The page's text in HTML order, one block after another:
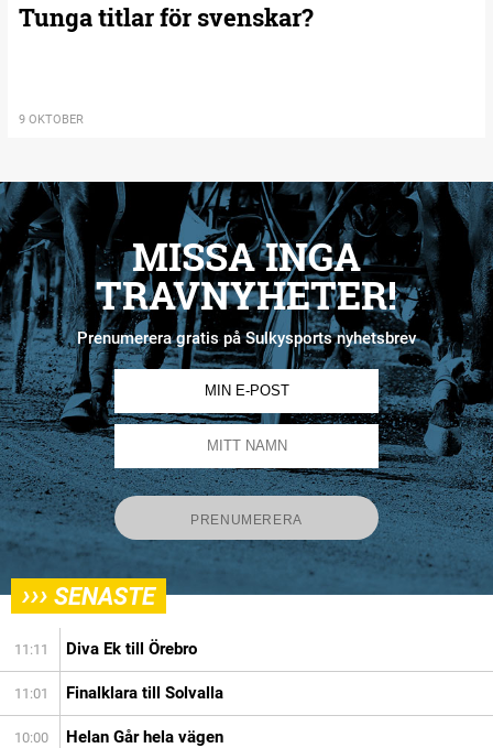
Tunga titlar för svenskar?
9 OKTOBER
MISSA INGA
TRAVNYHETER!
Prenumerera gratis på Sulkysports nyhetsbrev
››› SENASTE
11:11 Diva Ek till Örebro
11:01 Finalklara till Solvalla
10:00 Helan Går hela vägen